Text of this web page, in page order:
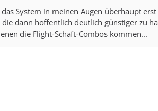
System in meinen Augen überhaupt
dann hoffentlich deutlich günstiger zu
die Flight-Schaft-Combos kommen...